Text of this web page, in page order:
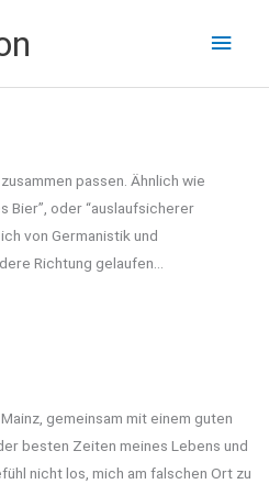
passen. Ähnlich wie
Bier”, oder “auslaufsicherer
von Germanistik und
Richtung gelaufen…
gemeinsam mit einem guten
besten Zeiten meines Lebens und
nicht los, mich am falschen Ort zu